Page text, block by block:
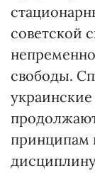
советской
свободы.
принципам